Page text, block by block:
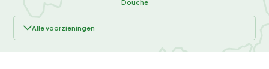
Douche
Alle voorzieningen